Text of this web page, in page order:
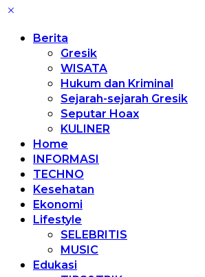
Berita
Gresik
WISATA
Hukum dan Kriminal
Sejarah-sejarah Gresik
Seputar Hoax
KULINER
Home
INFORMASI
TECHNO
Kesehatan
Ekonomi
Lifestyle
SELEBRITIS
MUSIC
Edukasi